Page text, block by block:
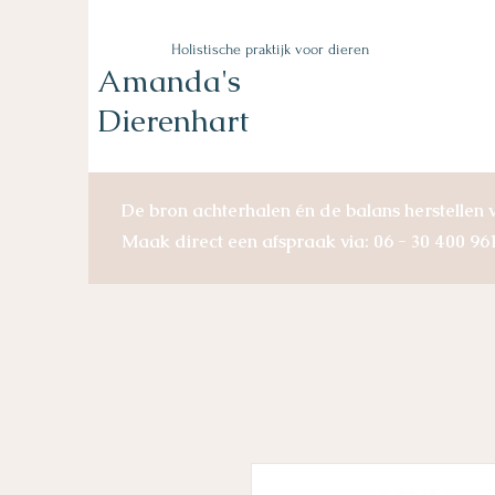
Holistische praktijk voor dieren
Amanda's
Dierenhart
De bron achterhalen én de balans herstellen
Maak direct een afspraak via: 06 - 30 400